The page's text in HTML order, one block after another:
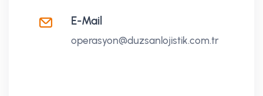
E-Mail
operasyon@duzsanlojistik.com.tr